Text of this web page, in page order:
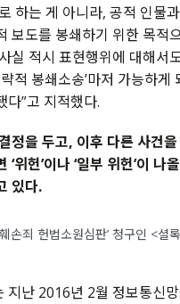
하는 게 아니라, 공적 인물
보도를 봉쇄하기 위한 목적
실 적시 표현행위에 대해서
적 봉쇄소송’마저 가능하게
다”고 지적했다.
정을 두고, 이후 다른 사건
‘위헌’이나 ‘일부 위헌’이 나
있다.
손죄 헌법소원심판’ 청구인 <
지난 2016년 2월 정보통신